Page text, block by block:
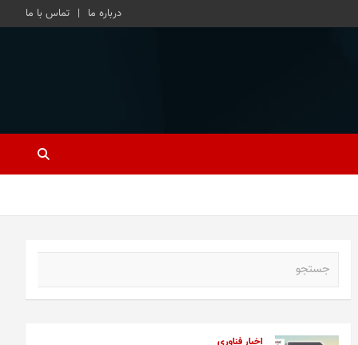
درباره ما تماس با ما
اخبار فناوری